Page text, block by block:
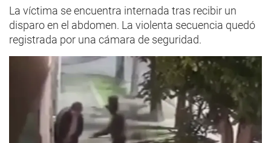
La víctima se encuentra internada tras recibir un
disparo en el abdomen. La violenta secuencia quedó
registrada por una cámara de seguridad.